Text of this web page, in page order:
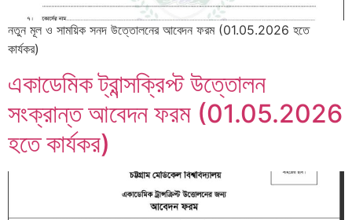
নতুন মূল ও সাময়িক সনদ উত্তোলনের আবেদন ফরম (01.05.2026 হতে
কার্যকর)
একাডেমিক ট্রান্সক্রিপ্ট উত্তোলন
সংক্রান্ত আবেদন ফরম (01.05.2026
হতে কার্যকর)